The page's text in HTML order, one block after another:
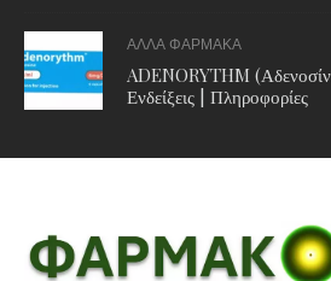
ΑΛΛΑ ΦΑΡΜΑΚΑ
ADENORYTHM
Ενδείξεις | Πληροφορίες